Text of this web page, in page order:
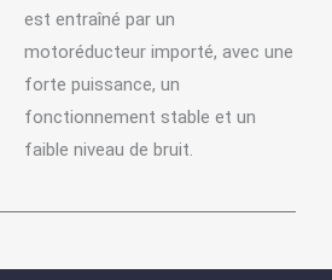
est entraîné par un
motoréducteur importé, avec une
forte puissance, un
fonctionnement stable et un
faible niveau de bruit.